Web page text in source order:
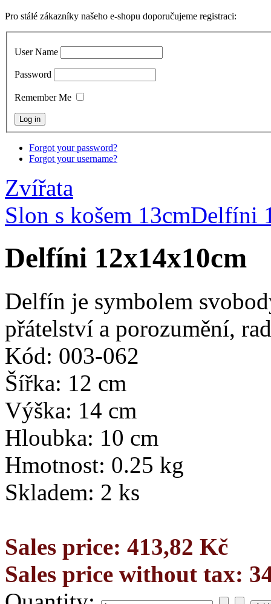
Pro stálé zákazníky našeho e-shopu doporučujeme registraci:
User Name
Password
Remember Me
Forgot your password?
Forgot your username?
Zvířata
Slon s košem 13cmDelfíni
Delfíni 12x14x10cm
Delfín je symbolem
přátelství a porozumění,
Kód: 003-062
Šířka: 12 cm
Výška: 14 cm
Hloubka: 10 cm
Hmotnost: 0.25 kg
Skladem: 2 ks
Sales price: 413,82 Kč
Sales price without tax: